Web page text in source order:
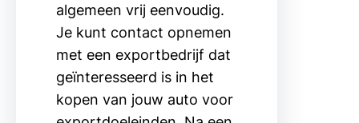
algemeen vrij eenvoudig.
Je kunt contact opnemen
met een exportbedrijf dat
geïnteresseerd is in het
kopen van jouw auto voor